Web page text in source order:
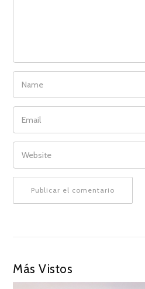
NAME
EMAIL
WEBSITE
Más Vistos